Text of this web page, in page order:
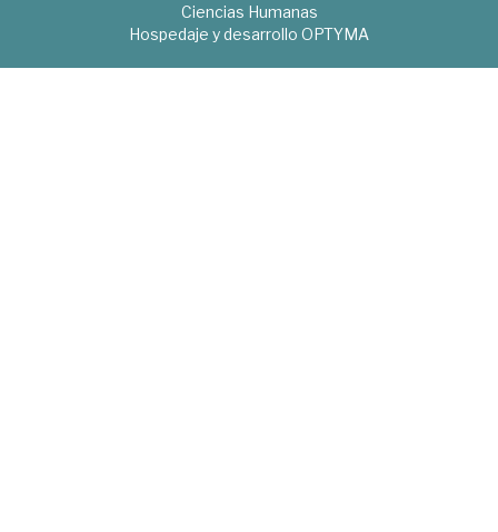
Ciencias Humanas
Hospedaje y desarrollo OPTYMA